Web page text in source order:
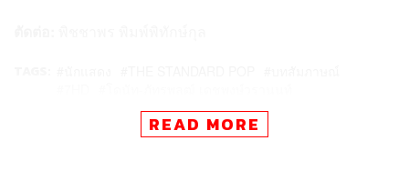
POP INTERVIEW
READ MORE